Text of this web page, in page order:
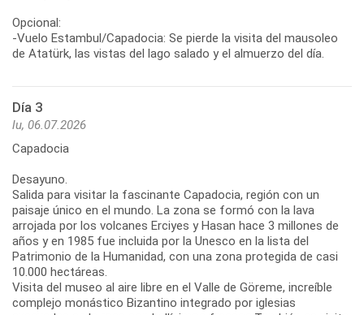
Opcional:
-Vuelo Estambul/Capadocia: Se pierde la visita del mausoleo
de Atatürk, las vistas del lago salado y el almuerzo del día.
Día 3
lu, 06.07.2026
Capadocia
Desayuno.
Salida para visitar la fascinante Capadocia, región con un
paisaje único en el mundo. La zona se formó con la lava
arrojada por los volcanes Erciyes y Hasan hace 3 millones de
años y en 1985 fue incluida por la Unesco en la lista del
Patrimonio de la Humanidad, con una zona protegida de casi
10.000 hectáreas.
Visita del museo al aire libre en el Valle de Göreme, increíble
complejo monástico Bizantino integrado por iglesias